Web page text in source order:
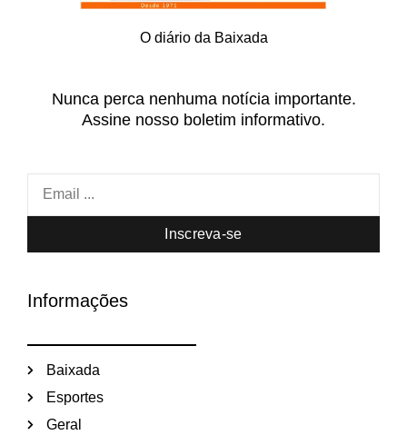
O diário da Baixada
Nunca perca nenhuma notícia importante.
Assine nosso boletim informativo.
Inscreva-se
Informações
Baixada
Esportes
Geral